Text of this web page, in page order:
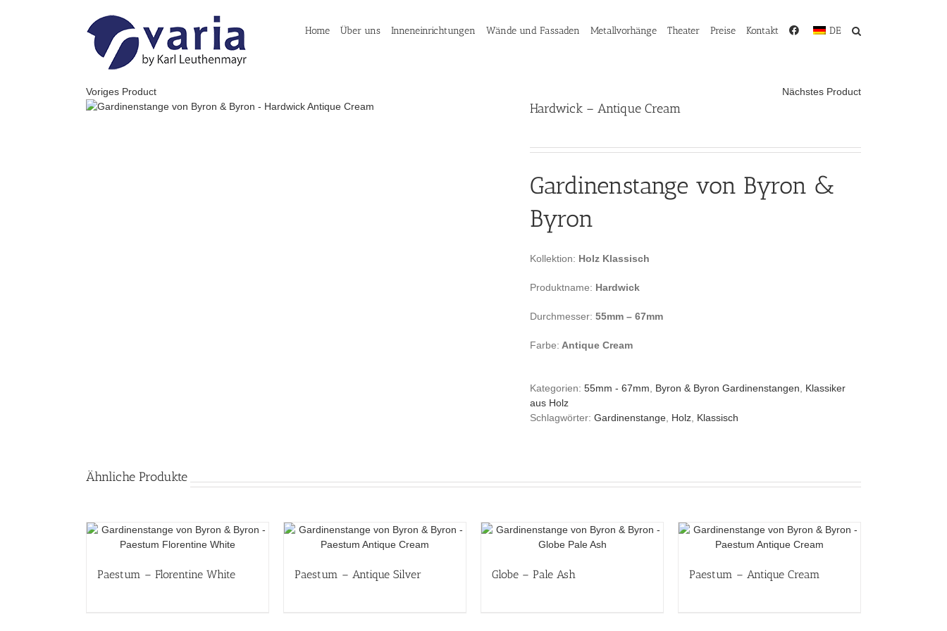
Home Über uns Inneneinrichtungen Wände und Fassaden Metallvorhänge Theater Preise Kontakt DE
Voriges Product Nächstes Product
Hardwick – Antique Cream
Gardinenstange von Byron &
Byron
Kollektion: Holz Klassisch
Produktname: Hardwick
Durchmesser: 55mm – 67mm
Farbe: Antique Cream
Kategorien: 55mm - 67mm Byron & Byron Gardinenstangen
Klassiker
aus Holz
Schlagwörter: Gardinenstange Holz Klassisch
Ähnliche Produkte
Paestum – Florentine White Paestum – Antique Silver Globe – Pale Ash Paestum – Antique Cream